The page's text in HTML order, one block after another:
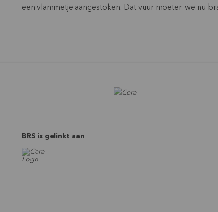
een vlammetje aangestoken. Dat vuur moeten we nu
BRS is gelinkt aan